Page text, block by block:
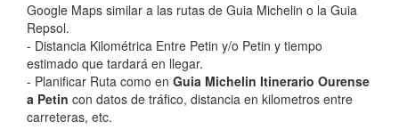
Google Maps similar a las rutas de Guia Michelin o la Guia
Repsol.
- Distancia Kilométrica Entre Petin y/o Petin y tiempo
estimado que tardará en llegar.
- Planificar Ruta como en Guia Michelin Itinerario Ourense
a Petin con datos de tráfico, distancia en kilometros entre
carreteras, etc.